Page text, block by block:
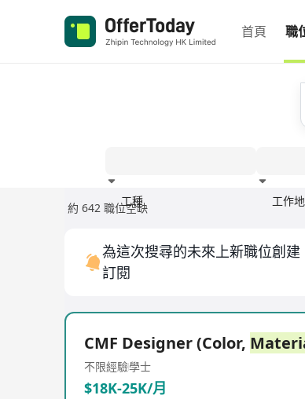
首頁 職
工種 工作
約 642 職位空缺
為這次搜尋的未來上新職位創建
訂閱
CMF Designer (Color,
不限經驗學士
$18K-25K/月